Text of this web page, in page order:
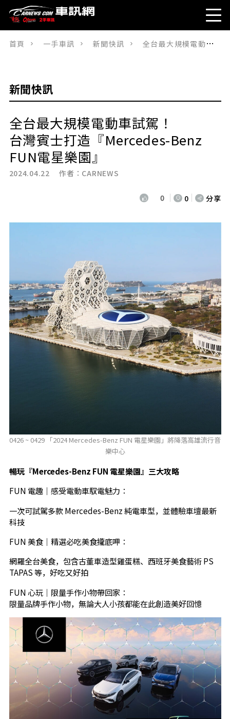
首頁 一手車訊 新聞快訊 全台最大規模電動車試駕！台灣賓士打造『Mercedes-Benz FUN電星樂園』
新聞快訊
全台最大規模電動車試駕！
台灣賓士打造『Mercedes-Benz
FUN電星樂園』
2024.04.22 作者： CARNEWS
0 0 分享
0426 ~ 0429 「2024 Mercedes-Benz FUN 電星樂園」將降落高雄流行音
樂中心
暢玩『Mercedes-Benz FUN 電星樂園』三大攻略
FUN 電趣｜感受電動車馭電魅力：
一次可試駕多款 Mercedes-Benz 純電車型，並體驗車壇最新
科技
FUN 美食｜精選必吃美食攏底呷：
網羅全台美食，包含古董車造型雞蛋糕、西班牙美食藝術 PS
TAPAS 等，好吃又好拍
FUN 心玩｜限量手作小物帶回家：
限量品牌手作小物，無論大人小孩都能在此創造美好回憶